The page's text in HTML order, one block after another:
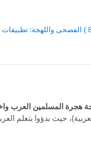
هجرة المسلمين العرب
حيث بدؤوا بتعلم